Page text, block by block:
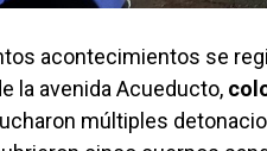
acontecimientos se
la avenida Acueducto,
múltiples